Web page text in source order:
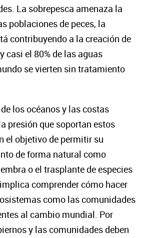
La sobrepesca amenaza la
poblaciones de peces, la
contribuyendo a la creación de
casi el 80% de las aguas
se vierten sin tratamiento
los océanos y las costas
presión que soportan estos
el objetivo de permitir su
de forma natural como
o el trasplante de especies
comprender cómo hacer
como las comunidades
al cambio mundial. Por
y las comunidades deben